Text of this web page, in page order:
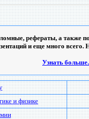
рефераты, а также
и еще много всего.
Узнать
и физике